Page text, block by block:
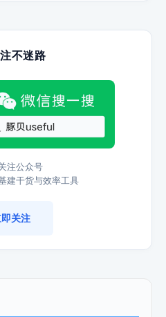
不迷路
注公众号
建干货与效率工具
关注